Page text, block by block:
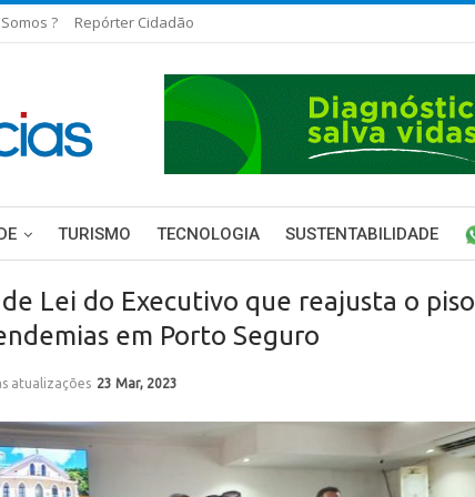
? Repórter Cidadão
TURISMO TECNOLOGIA SUSTENTABILIDADE
Lei do Executivo que reajusta o piso
em Porto Seguro
atualizações 23 Mar, 2023